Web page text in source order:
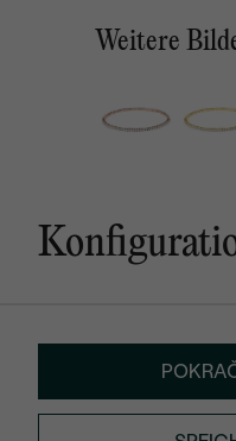
Weitere
Das
Zeta